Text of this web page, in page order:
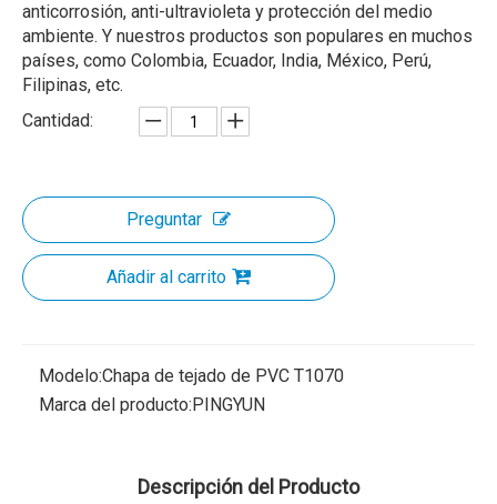
anticorrosión, anti-ultravioleta y protección del medio
ambiente. Y nuestros productos son populares en muchos
países, como Colombia, Ecuador, India, México, Perú,
Filipinas, etc.
Cantidad:
Preguntar
Añadir al carrito
Modelo:Chapa de tejado de PVC T1070
Marca del producto:PINGYUN
Descripción del Producto